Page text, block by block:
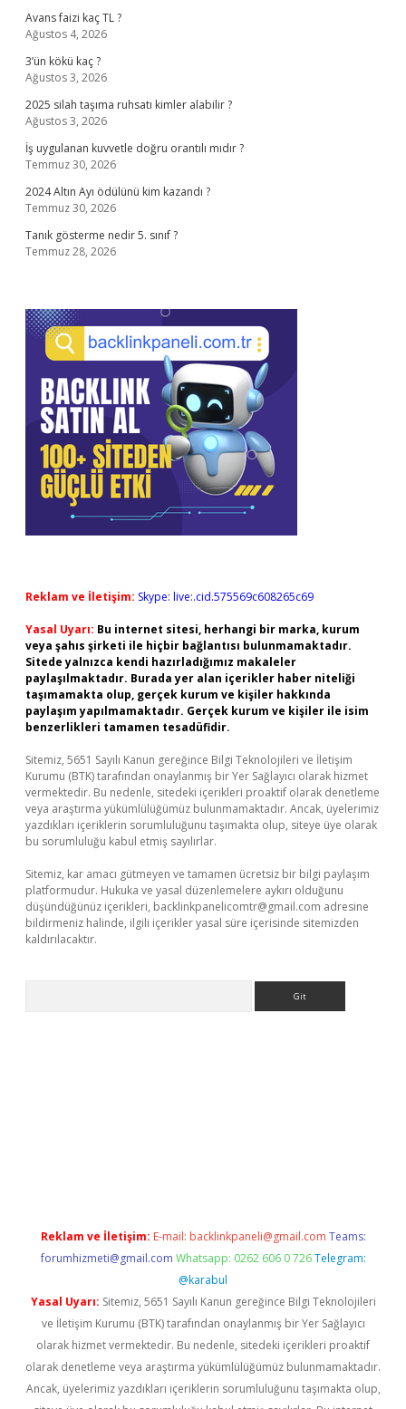
Avans faizi kaç TL ?
Ağustos 4, 2026
3’ün kökü kaç ?
Ağustos 3, 2026
2025 silah taşıma ruhsatı kimler alabilir ?
Ağustos 3, 2026
İş uygulanan kuvvetle doğru orantılı mıdır ?
Temmuz 30, 2026
2024 Altın Ayı ödülünü kim kazandı ?
Temmuz 30, 2026
Tanık gösterme nedir 5. sınıf ?
Temmuz 28, 2026
Reklam ve İletişim: Skype: live:.cid.575569c608265c69
Yasal Uyarı: Bu internet sitesi, herhangi bir marka, kurum
veya şahıs şirketi ile hiçbir bağlantısı bulunmamaktadır.
Sitede yalnızca kendi hazırladığımız makaleler
paylaşılmaktadır. Burada yer alan içerikler haber niteliği
taşımamakta olup, gerçek kurum ve kişiler hakkında
paylaşım yapılmamaktadır. Gerçek kurum ve kişiler ile isim
benzerlikleri tamamen tesadüfidir.
Sitemiz, 5651 Sayılı Kanun gereğince Bilgi Teknolojileri ve İletişim
Kurumu (BTK) tarafından onaylanmış bir Yer Sağlayıcı olarak hizmet
vermektedir. Bu nedenle, sitedeki içerikleri proaktif olarak denetleme
veya araştırma yükümlülüğümüz bulunmamaktadır. Ancak, üyelerimiz
yazdıkları içeriklerin sorumluluğunu taşımakta olup, siteye üye olarak
bu sorumluluğu kabul etmiş sayılırlar.
Sitemiz, kar amacı gütmeyen ve tamamen ücretsiz bir bilgi paylaşım
platformudur. Hukuka ve yasal düzenlemelere aykırı olduğunu
düşündüğünüz içerikleri, backlinkpanelicomtr@gmail.com adresine
bildirmeniz halinde, ilgili içerikler yasal süre içerisinde sitemizden
kaldırılacaktır.
Reklam ve İletişim: E-mail: backlinkpaneli@gmail.com Teams:
forumhizmeti@gmail.com Whatsapp: 0262 606 0 726 Telegram:
@karabul
Yasal Uyarı: Sitemiz, 5651 Sayılı Kanun gereğince Bilgi Teknolojileri
ve İletişim Kurumu (BTK) tarafından onaylanmış bir Yer Sağlayıcı
olarak hizmet vermektedir. Bu nedenle, sitedeki içerikleri proaktif
olarak denetleme veya araştırma yükümlülüğümüz bulunmamaktadır.
Ancak, üyelerimiz yazdıkları içeriklerin sorumluluğunu taşımakta olup,